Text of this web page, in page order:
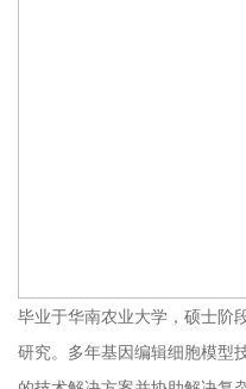
毕业于华南农业大学，硕士阶
研究。多年基因编辑细胞模型